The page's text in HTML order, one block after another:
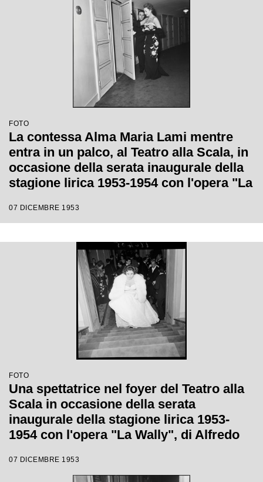
FOTO
La contessa Alma Maria Lami mentre
entra in un palco, al Teatro alla Scala, in
occasione della serata inaugurale della
stagione lirica 1953-1954 con l'opera "La
Carlo Maria Giulini, con la regia di
07 DICEMBRE 1953
FOTO
Una spettatrice nel foyer del Teatro alla
Scala in occasione della serata
inaugurale della stagione lirica 1953-
1954 con l'opera "La Wally", di Alfredo
con la regia di Tatiana Pavlova
07 DICEMBRE 1953